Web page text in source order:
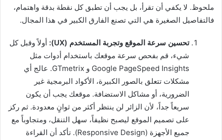
ملحوظ. لا يكفي أن تقرأ، بل يجب أن تطبق كل نقطة بدقة واهتمام،
فالتفاصيل الصغيرة هي التي تصنع الفارق الكبير في هذا المجال.
تحسين سرعة الموقع وتجربة المستخدم (UX):
أولاً وقبل كل
شيء، قم بفحص سرعة موقعك باستخدام أدوات مثل
Google PageSpeed Insights و GTmetrix. عالج أي
مشكلات تتعلق بالصور الكبيرة، الأكواد البرمجية غير
الضرورية، أو مشاكل الاستضافة. موقعك يجب أن يكون
سريعاً جداً، لأن الزائر لن ينتظر أكثر من ثوانٍ معدودة. ثم ركز
على تصميم الموقع ليصبح نظيفاً، سهل التنقل، ومتجاوباً مع
جميع الأجهزة (Responsive Design). تأكد أن القراءة